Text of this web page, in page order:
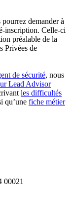
demander à
inscription. Celle-ci
préalable de la
Privées de
de sécurité, nous
Lead Advisor
les difficultés
qu’une fiche métier
00021